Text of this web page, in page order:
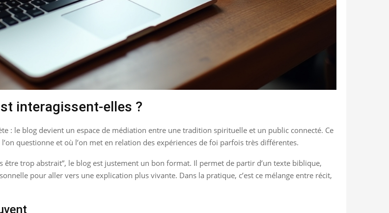
interagissent-elles ?
: le blog devient un espace de médiation entre une tradition spirituelle et un public connecté. Ce
questionne et où l’on met en relation des expériences de foi parfois très différentes.
trop abstrait”, le blog est justement un bon format. Il permet de partir d’un texte biblique,
pour aller vers une explication plus vivante. Dans la pratique, c’est ce mélange entre récit,